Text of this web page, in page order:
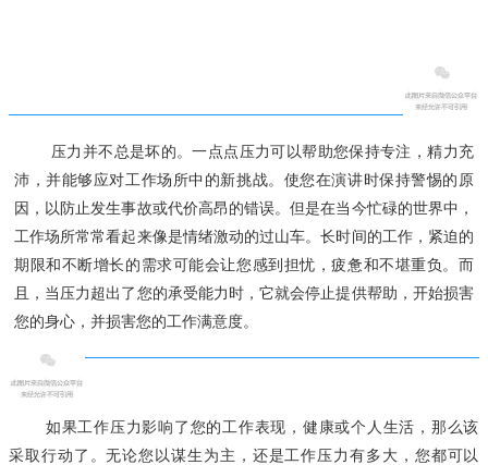
压力并不总是坏的。一点点压力可以帮助您保持专注，精力充
沛，并能够应对工作场所中的新挑战。使您在演讲时保持警惕的原
因，以防止发生事故或代价高昂的错误。但是在当今忙碌的世界中，
工作场所常常看起来像是情绪激动的过山车。长时间的工作，紧迫的
期限和不断增长的需求可能会让您感到担忧，疲惫和不堪重负。而
且，当压力超出了您的承受能力时，它就会停止提供帮助，开始损害
您的身心，并损害您的工作满意度。
如果工作压力影响了您的工作表现，健康或个人生活，那么该
采取行动了。无论您以谋生为主，还是工作压力有多大，您都可以